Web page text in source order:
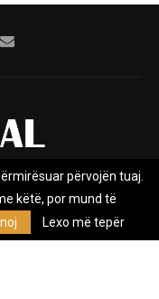
e themeluar në vitin
përvojën tuaj.
këtë, por mund të
Lexo më tepër